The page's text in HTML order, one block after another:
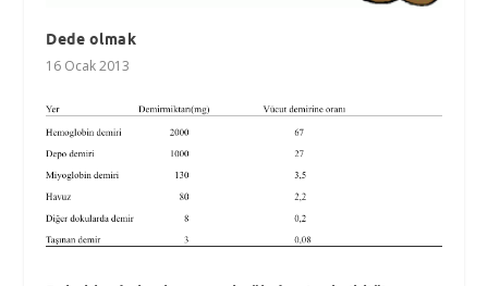
Dede olmak
16 Ocak 2013